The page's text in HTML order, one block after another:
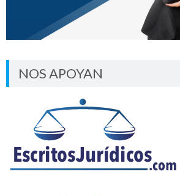
NOS APOYAN